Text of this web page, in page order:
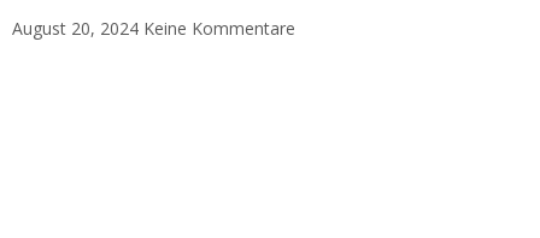
August 20, 2024 Keine Kommentare